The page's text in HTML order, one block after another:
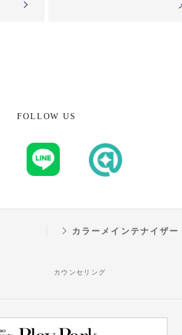
FOLLOW US
カラーメインテナイザー
カウンセリング